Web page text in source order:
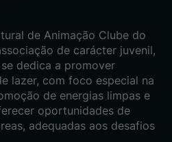
de Animação Clube do
de carácter juvenil,
dedica a promover
lazer, com foco especial na
de energias limpas e
oportunidades de
adequadas aos desafios